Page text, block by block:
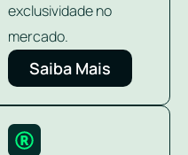
exclusividade no
mercado.
Saiba Mais